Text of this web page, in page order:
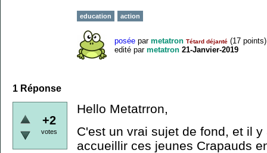
education action
posée par metatron Tétard déjanté (17 points)
edité par metatron 21-Janvier-2019
1 Réponse
+2
votes
Hello Metatrron,
C'est un vrai sujet de fond, et il
accueillir ces jeunes Crapauds